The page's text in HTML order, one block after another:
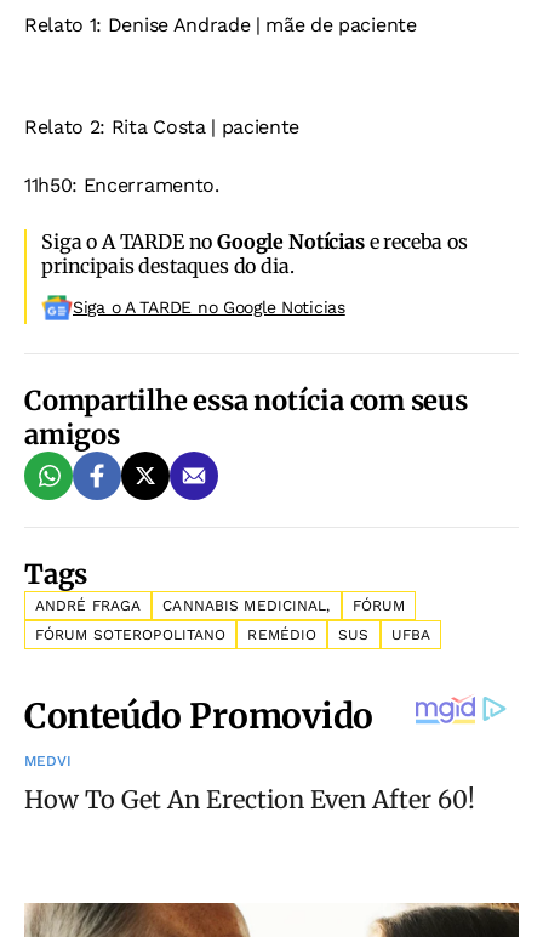
Relato 1: Denise Andrade | mãe de paciente
Relato 2: Rita Costa | paciente
11h50: Encerramento.
Siga o A TARDE noGoogle Notíciase receba os
principais destaques do dia.
Siga o A TARDE no Google Noticias
Compartilhe essa notícia com seus
amigos
Tags
ANDRÉ FRAGA CANNABIS MEDICINAL,
FÓRUM
FÓRUM SOTEROPOLITANO
REMÉDIO SUS UFBA